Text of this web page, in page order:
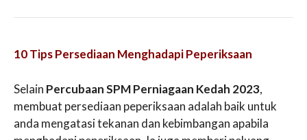
10 Tips Persediaan Menghadapi Peperiksaan
Selain Percubaan SPM Perniagaan Kedah 2023,
membuat persediaan peperiksaan adalah baik untuk
anda mengatasi tekanan dan kebimbangan apabila